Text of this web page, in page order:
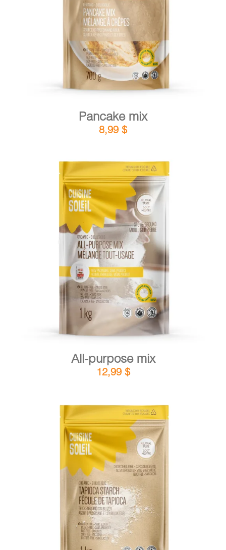
ADD TO CART
Pancake mix
8,99 $
ADD TO CART / DETAILS
All-purpose mix
12,99 $
ADD TO CART / DETAILS